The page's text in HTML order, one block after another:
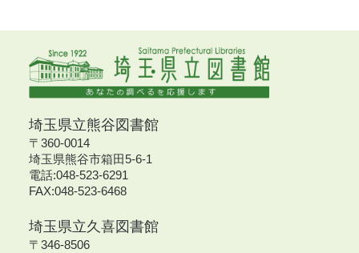
埼玉県立熊谷図書館
〒360-0014
埼玉県熊谷市箱田5-6-1
電話:048-523-6291
FAX:048-523-6468
埼玉県立久喜図書館
〒346-8506